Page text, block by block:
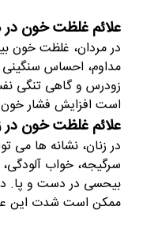
علائم غلظت خون در
در مردان، غلظت خون
مداوم، احساس
زودرس و گاهی تنگی
است افزایش فشار خون
علائم غلظت خون در
در زنان، نشانه ها می
سرگیجه، خواب
بیحسی در دست و پا. در
ممکن است شدت این